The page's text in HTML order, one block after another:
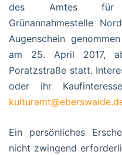
des Amtes für
Grünannahmestelle
Augenschein
am 25. April 2017,
Poratzstraße statt.
oder ihr
Ein persönliches
nicht zwingend